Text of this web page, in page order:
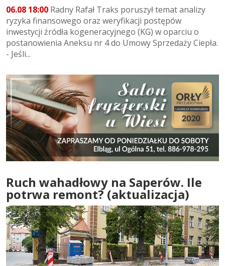
06.08 18:00 Radny Rafał Traks poruszył temat analizy
ryzyka finansowego oraz weryfikacji postępów
inwestycji źródła kogeneracyjnego (KG) w oparciu o
postanowienia Aneksu nr 4 do Umowy Sprzedaży Ciepła.
- Jeśli...
Ruch wahadłowy na Saperów. Ile
potrwa remont? (aktualizacja)